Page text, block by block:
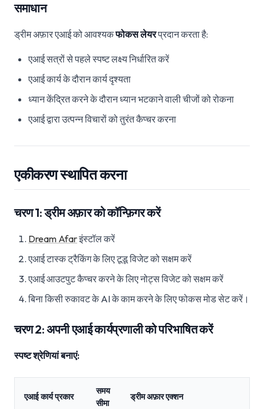
समाधान
ड्रीम अफ़ार एआई को आवश्यकफोकस लेयरप्रदान करता है:
एआई सत्रों से पहले स्पष्ट लक्ष्य निर्धारित करें
एआई कार्य के दौरान कार्य दृश्यता
ध्यान केंद्रित करने के दौरान ध्यान भटकाने वाली चीजों को रोकना
एआई द्वारा उत्पन्न विचारों को तुरंत कैप्चर करना
एकीकरण स्थापित करना
चरण 1: ड्रीम अफ़ार को कॉन्फ़िगर करें
Dream Afarइंस्टॉल करें
एआई टास्क ट्रैकिंग के लिए टूडू विजेट को सक्षम करें
एआई आउटपुट कैप्चर करने के लिए नोट्स विजेट को सक्षम करें
बिना किसी रुकावट के AI के काम करने के लिए फोकस मोड सेट करें।
चरण 2: अपनी एआई कार्यप्रणाली को परिभाषित करें
स्पष्ट श्रेणियां बनाएं:
एआई कार्य प्रकार
समय
सीमा
ड्रीम अफ़ार एक्शन